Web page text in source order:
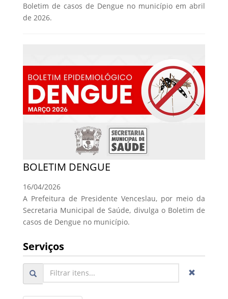
Boletim de casos de Dengue no município em abril
de 2026.
BOLETIM DENGUE
16/04/2026
A Prefeitura de Presidente Venceslau, por meio da
Secretaria Municipal de Saúde, divulga o Boletim de
casos de Dengue no município.
Serviços